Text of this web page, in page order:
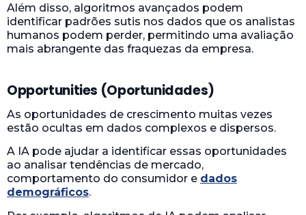
Além disso, algoritmos avançados podem
identificar padrões sutis nos dados que os analistas
humanos podem perder, permitindo uma avaliação
mais abrangente das fraquezas da empresa.
Opportunities (Oportunidades)
As oportunidades de crescimento muitas vezes
estão ocultas em dados complexos e dispersos.
A IA pode ajudar a identificar essas oportunidades
ao analisar tendências de mercado,
comportamento do consumidor e dados
demográficos.